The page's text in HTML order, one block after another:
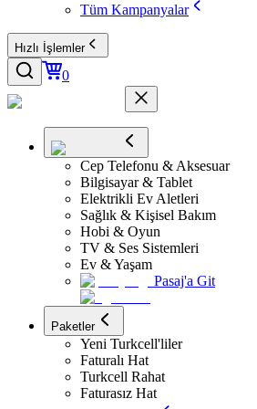
Tüm Kampanyalar
Hızlı İşlemler
0
Cep Telefonu & Aksesuar
Bilgisayar & Tablet
Elektrikli Ev Aletleri
Sağlık & Kişisel Bakım
Hobi & Oyun
TV & Ses Sistemleri
Ev & Yaşam
Pasaj'a Git
Paketler
Yeni Turkcell'liler
Faturalı Hat
Turkcell Rahat
Faturasız Hat